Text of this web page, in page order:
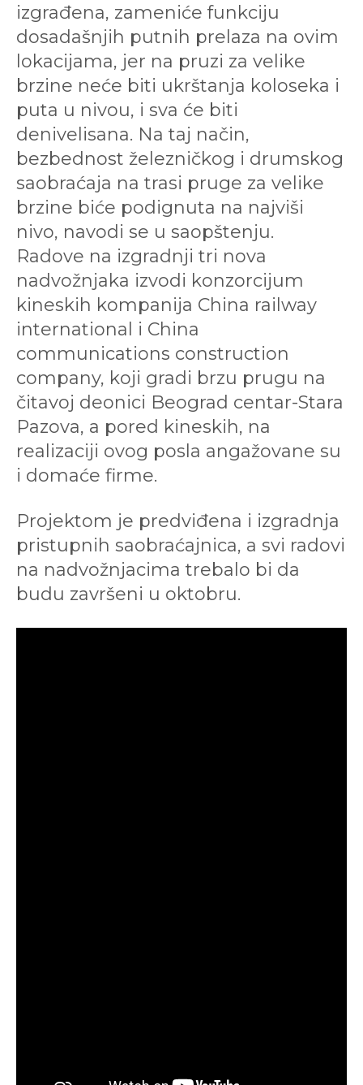
izgrađena, zameniće funkciju
dosadašnjih putnih prelaza na ovim
lokacijama, jer na pruzi za velike
brzine neće biti ukrštanja koloseka i
puta u nivou, i sva će biti
denivelisana. Na taj način,
bezbednost železničkog i drumskog
saobraćaja na trasi pruge za velike
brzine biće podignuta na najviši
nivo, navodi se u saopštenju.
Radove na izgradnji tri nova
nadvožnjaka izvodi konzorcijum
kineskih kompanija China railway
international i China
communications construction
company, koji gradi brzu prugu na
čitavoj deonici Beograd centar-Stara
Pazova, a pored kineskih, na
realizaciji ovog posla angažovane su
i domaće firme.
Projektom je predviđena i izgradnja
pristupnih saobraćajnica, a svi radovi
na nadvožnjacima trebalo bi da
budu završeni u oktobru.